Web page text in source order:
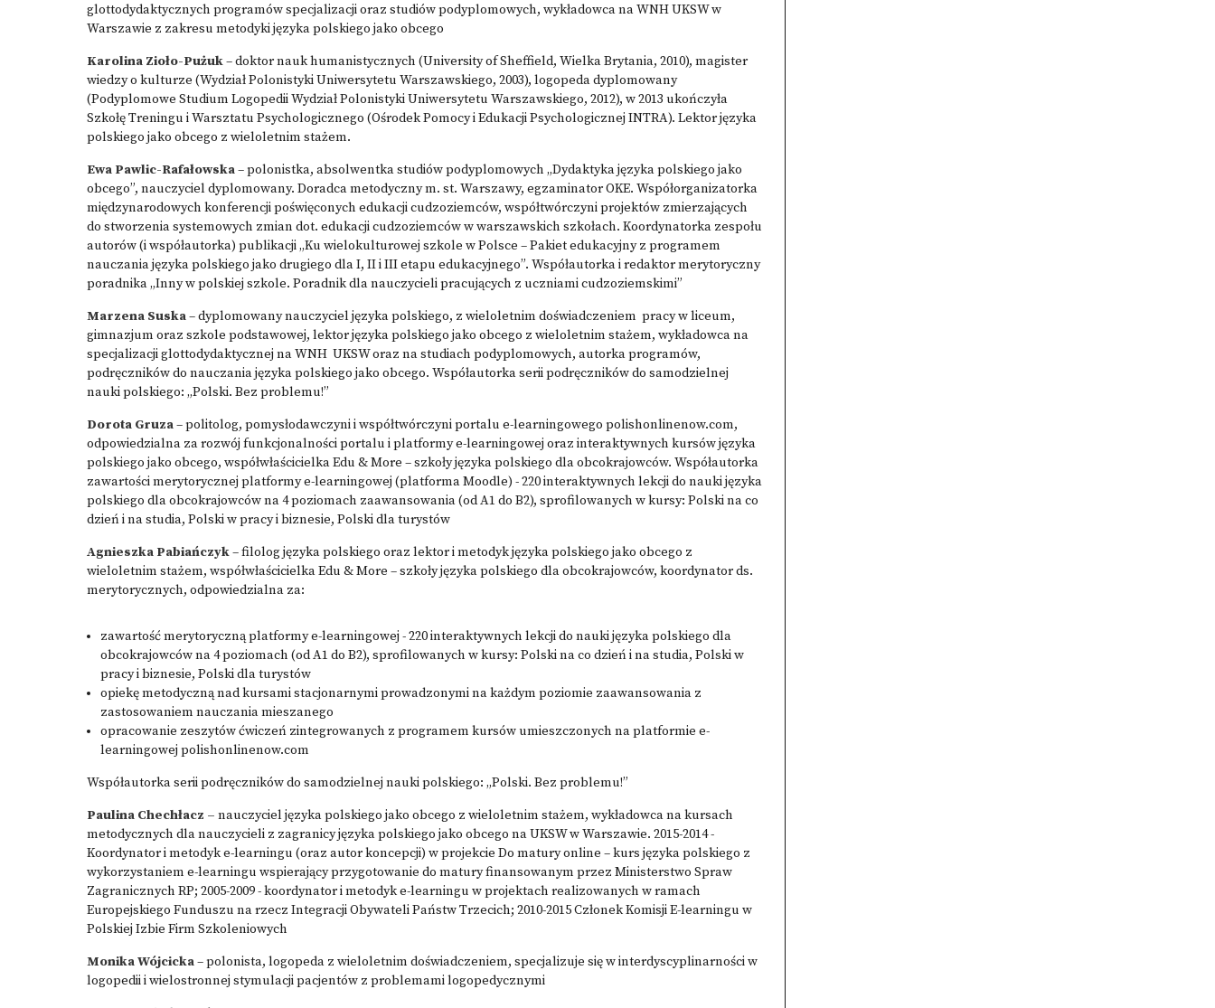
glottodydaktycznych programów specjalizacji oraz studiów podyplomowych, wykładowca na WNH UKSW w
Warszawie z zakresu metodyki języka polskiego jako obcego
Karolina Zioło-Pużuk– doktor nauk humanistycznych (University of Sheffield, Wielka Brytania, 2010), magister
wiedzy o kulturze (Wydział Polonistyki Uniwersytetu Warszawskiego, 2003), logopeda dyplomowany
(Podyplomowe Studium Logopedii Wydział Polonistyki Uniwersytetu Warszawskiego, 2012), w 2013 ukończyła
Szkołę Treningu i Warsztatu Psychologicznego (Ośrodek Pomocy i Edukacji Psychologicznej INTRA). Lektor języka
polskiego jako obcego z wieloletnim stażem.
Ewa Pawlic-Rafałowska– polonistka, absolwentka studiów podyplomowych „Dydaktyka języka polskiego jako
obcego”, nauczyciel dyplomowany. Doradca metodyczny m. st. Warszawy, egzaminator OKE. Współorganizatorka
międzynarodowych konferencji poświęconych edukacji cudzoziemców, współtwórczyni projektów zmierzających
do stworzenia systemowych zmian dot. edukacji cudzoziemców w warszawskich szkołach. Koordynatorka zespołu
autorów (i współautorka) publikacji „Ku wielokulturowej szkole w Polsce – Pakiet edukacyjny z programem
nauczania języka polskiego jako drugiego dla I, II i III etapu edukacyjnego”. Współautorka i redaktor merytoryczny
poradnika „Inny w polskiej szkole. Poradnik dla nauczycieli pracujących z uczniami cudzoziemskimi”
Marzena Suska– dyplomowany nauczyciel języka polskiego, z wieloletnim doświadczeniem pracy w liceum,
gimnazjum oraz szkole podstawowej, lektor języka polskiego jako obcego z wieloletnim stażem, wykładowca na
specjalizacji glottodydaktycznej na WNH UKSW oraz na studiach podyplomowych, autorka programów,
podręczników do nauczania języka polskiego jako obcego. Współautorka serii podręczników do samodzielnej
nauki polskiego: „Polski. Bez problemu!”
Dorota Gruza– politolog, pomysłodawczyni i współtwórczyni portalu e-learningowego polishonlinenow.com,
odpowiedzialna za rozwój funkcjonalności portalu i platformy e-learningowej oraz interaktywnych kursów języka
polskiego jako obcego, współwłaścicielka Edu & More – szkoły języka polskiego dla obcokrajowców. Współautorka
zawartości merytorycznej platformy e-learningowej (platforma Moodle) - 220 interaktywnych lekcji do nauki języka
polskiego dla obcokrajowców na 4 poziomach zaawansowania (od A1 do B2), sprofilowanych w kursy: Polski na co
dzień i na studia, Polski w pracy i biznesie, Polski dla turystów
Agnieszka Pabiańczyk– filolog języka polskiego oraz lektor i metodyk języka polskiego jako obcego z
wieloletnim stażem, współwłaścicielka Edu & More – szkoły języka polskiego dla obcokrajowców, koordynator ds.
merytorycznych, odpowiedzialna za:
zawartość merytoryczną platformy e-learningowej - 220 interaktywnych lekcji do nauki języka polskiego dla
obcokrajowców na 4 poziomach (od A1 do B2), sprofilowanych w kursy: Polski na co dzień i na studia, Polski w
pracy i biznesie, Polski dla turystów
opiekę metodyczną nad kursami stacjonarnymi prowadzonymi na każdym poziomie zaawansowania z
zastosowaniem nauczania mieszanego
opracowanie zeszytów ćwiczeń zintegrowanych z programem kursów umieszczonych na platformie e-
learningowej polishonlinenow.com
Współautorka serii podręczników do samodzielnej nauki polskiego: „Polski. Bez problemu!”
Paulina Chechłacz – nauczyciel języka polskiego jako obcego z wieloletnim stażem, wykładowca na kursach
metodycznych dla nauczycieli z zagranicy języka polskiego jako obcego na UKSW w Warszawie. 2015-2014 -
Koordynator i metodyk e-learningu (oraz autor koncepcji) w projekcie Do matury online – kurs języka polskiego z
wykorzystaniem e-learningu wspierający przygotowanie do matury finansowanym przez Ministerstwo Spraw
Zagranicznych RP; 2005-2009 - koordynator i metodyk e-learningu w projektach realizowanych w ramach
Europejskiego Funduszu na rzecz Integracji Obywateli Państw Trzecich; 2010-2015 Członek Komisji E-learningu w
Polskiej Izbie Firm Szkoleniowych
Monika Wójcicka– polonista, logopeda z wieloletnim doświadczeniem, specjalizuje się w interdyscyplinarności w
logopedii i wielostronnej stymulacji pacjentów z problemami logopedycznymi